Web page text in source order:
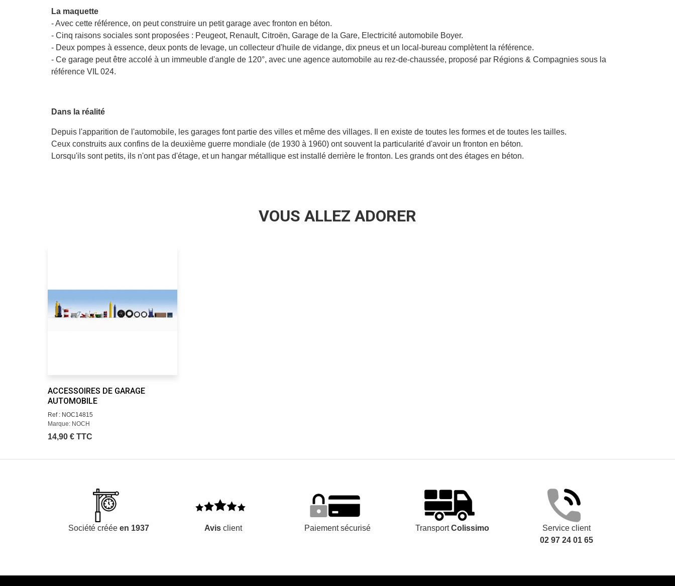
La maquette
- Avec cette référence, on peut construire un petit garage avec fronton en béton.
- Cinq raisons sociales sont proposées : Peugeot, Renault, Citroën, Garage de la Gare, Electricité automobile Boyer.
- Deux pompes à essence, deux ponts de levage, un collecteur d'huile de vidange, dix pneus et un local-bureau complètent la référence.
- Ce garage peut être accolé à un immeuble d'angle de 120°, avec une agence automobile au rez-de-chaussée, proposé par Régions & Compagnies sous la
référence VIL 024.
Dans la réalité
Depuis l'apparition de l'automobile, les garages font partie des villes et même des villages. Il en existe de toutes les formes et de toutes les tailles.
Ceux construits aux confins de la deuxième guerre mondiale (de 1930 à 1960) ont souvent la particularité d'avoir un fronton en béton.
Lorsqu'ils sont petits, ils n'ont pas d'étage, et un hangar métallique est installé derrière le fronton. Les grands ont des étages en béton.
VOUS ALLEZ ADORER
ACCESSOIRES DE GARAGE
AUTOMOBILE
Ref : NOC14815
Marque: NOCH
14,90 € TTC
Société créée en 1937 Avisclient Paiement sécurisé TransportColissimo
Service client
02 97 24 01 65